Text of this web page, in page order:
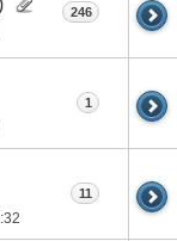
246
1
11